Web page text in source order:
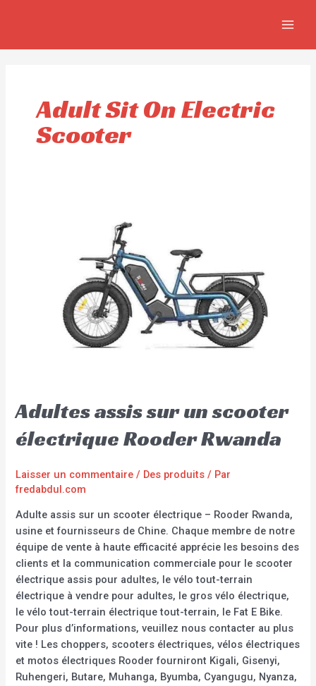
Adult Sit On Electric
Scooter
Adultes assis sur un scooter
électrique Rooder Rwanda
Laisser un commentaire / Des produits / Par
fredabdul.com
Adulte assis sur un scooter électrique – Rooder Rwanda,
usine et fournisseurs de Chine. Chaque membre de notre
équipe de vente à haute efficacité apprécie les besoins des
clients et la communication commerciale pour le scooter
électrique assis pour adultes, le vélo tout-terrain
électrique à vendre pour adultes, le gros vélo électrique,
le vélo tout-terrain électrique tout-terrain, le Fat E Bike.
Pour plus d’informations, veuillez nous contacter au plus
vite ! Les choppers, scooters électriques, vélos électriques
et motos électriques Rooder fourniront Kigali, Gisenyi,
Ruhengeri, Butare, Muhanga, Byumba, Cyangugu, Nyanza,